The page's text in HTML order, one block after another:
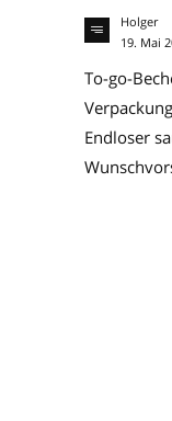
Holger
19. Mai
To-go-
Endloser